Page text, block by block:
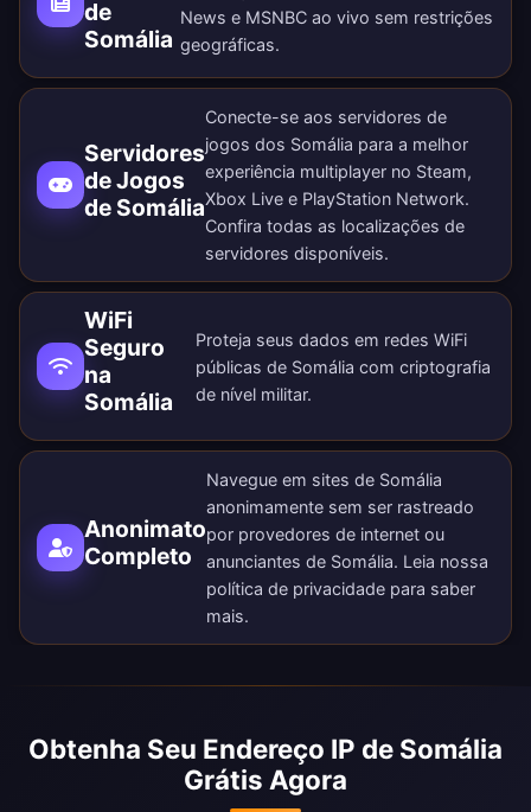
de
Somália
News e MSNBC ao vivo sem restrições
geográficas.
Servidores
de Jogos
de Somália
Conecte-se aos servidores de
jogos dos Somália para a melhor
experiência multiplayer no Steam,
Xbox Live e PlayStation Network.
Confira todas as localizações de
servidores disponíveis.
WiFi
Seguro
na
Somália
Proteja seus dados em redes WiFi
públicas de Somália com criptografia
de nível militar.
Anonimato
Completo
Navegue em sites de Somália
anonimamente sem ser rastreado
por provedores de internet ou
anunciantes de Somália. Leia nossa
política de privacidade para saber
mais.
Obtenha Seu Endereço IP de Somália
Grátis Agora